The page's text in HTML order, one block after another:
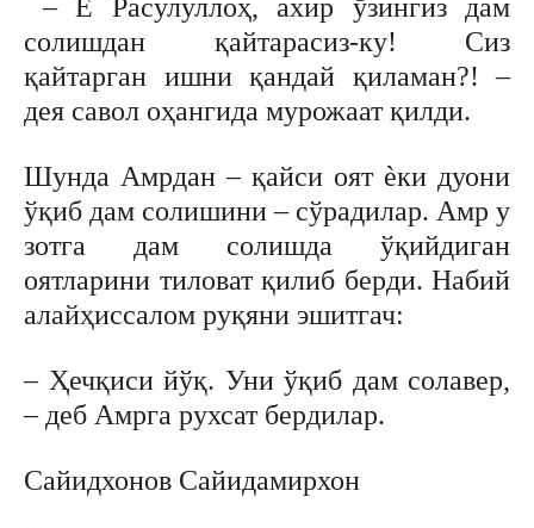
– Ё Расулуллоҳ, ахир ўзингиз дам
солишдан қайтарасиз-ку! Сиз
қайтарган ишни қандай қиламан?! –
дея савол оҳангида мурожаат қилди.
Шунда Амрдан – қайси оят ѐки дуони
ўқиб дам солишини – сўрадилар. Амр у
зотга дам солишда ўқийдиган
оятларини тиловат қилиб берди. Набий
алайҳиссалом руқяни эшитгач:
– Ҳечқиси йўқ. Уни ўқиб дам солавер,
– деб Амрга рухсат бердилар.
Сайидхонов Сайидамирхон